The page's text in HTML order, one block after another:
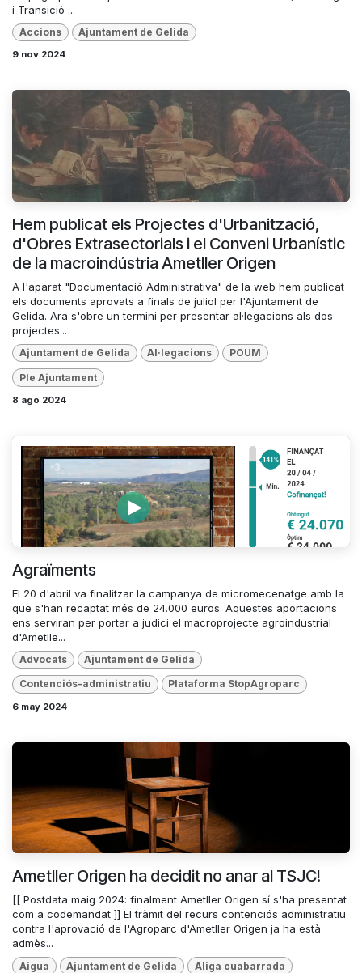
i Transició ...
Accions Ajuntament de Gelida
9 nov 2024
Hem publicat els Projectes d'Urbanització,
d'Obres Extrasectorials i el Conveni Urbanístic
de la macroindústria Ametller Origen
A l'aparat "Documentació Administrativa" de la web hem publicat
els documents aprovats a finals de juliol per l'Ajuntament de
Gelida. Ara s'obre un termini per presentar al·legacions als dos
projectes...
Ajuntament de Gelida Al·legacions POUM
Ple Ajuntament
8 ago 2024
Agraïments
El 20 d'abril va finalitzar la campanya de micromecenatge amb la
que s'han recaptat més de 24.000 euros. Aquestes aportacions
ens serviran per portar a judici el macroprojecte agroindustrial
d'Ametlle...
Advocats Ajuntament de Gelida
Contenciós-administratiu Plataforma StopAgroparc
6 may 2024
Ametller Origen ha decidit no anar al TSJC!
[[ Postdata maig 2024: finalment Ametller Origen sí s'ha presentat
com a codemandat ]] El tràmit del recurs contenciós administratiu
contra l'aprovació de l'Agroparc d'Ametller Origen ja ha està
admès...
Aigua Ajuntament de Gelida Aliga cuabarrada